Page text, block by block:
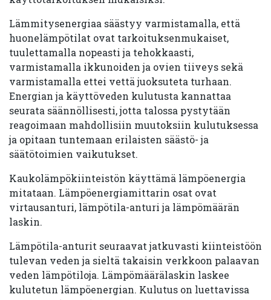
Lämmitysenergiaa säästyy varmistamalla, että
huonelämpötilat ovat tarkoituksenmukaiset,
tuulettamalla nopeasti ja tehokkaasti,
varmistamalla ikkunoiden ja ovien tiiveys sekä
varmistamalla ettei vettä juoksuteta turhaan.
Energian ja käyttöveden kulutusta kannattaa
seurata säännöllisesti, jotta talossa pystytään
reagoimaan mahdollisiin muutoksiin kulutuksessa
ja opitaan tuntemaan erilaisten säästö- ja
säätötoimien vaikutukset.
Kaukolämpökiinteistön käyttämä lämpöenergia
mitataan. Lämpöenergiamittarin osat ovat
virtausanturi, lämpötila-anturi ja lämpömäärän
laskin.
Lämpötila-anturit seuraavat jatkuvasti kiinteistöön
tulevan veden ja sieltä takaisin verkkoon palaavan
veden lämpötiloja. Lämpömäärälaskin laskee
kulutetun lämpöenergian. Kulutus on luettavissa